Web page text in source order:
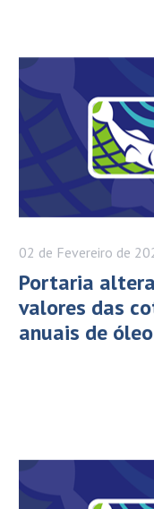
02 de Fevereiro de
Portaria
valores das
anuais de